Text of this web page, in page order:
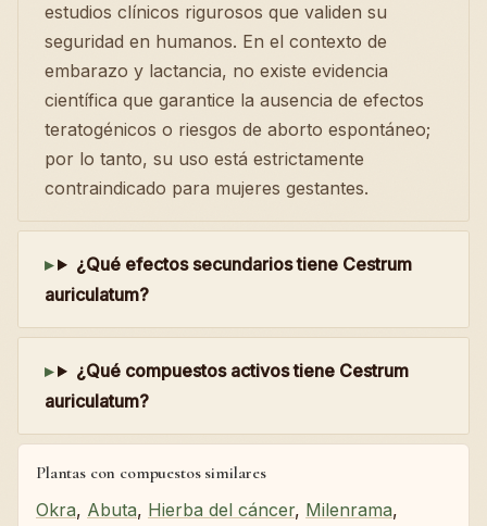
estudios clínicos rigurosos que validen su
seguridad en humanos. En el contexto de
embarazo y lactancia, no existe evidencia
científica que garantice la ausencia de efectos
teratogénicos o riesgos de aborto espontáneo;
por lo tanto, su uso está estrictamente
contraindicado para mujeres gestantes.
¿Qué efectos secundarios tiene Cestrum
auriculatum?
¿Qué compuestos activos tiene Cestrum
auriculatum?
Plantas con compuestos similares
Okra, Abuta, Hierba del cáncer, Milenrama,